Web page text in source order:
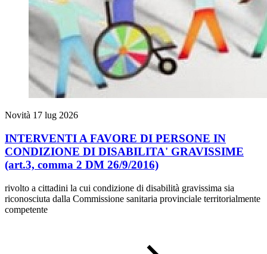
Novità 17 lug 2026
INTERVENTI A FAVORE DI PERSONE IN
CONDIZIONE DI DISABILITA' GRAVISSIME
(art.3, comma 2 DM 26/9/2016)
rivolto a cittadini la cui condizione di disabilità gravissima sia
riconosciuta dalla Commissione sanitaria provinciale territorialmente
competente